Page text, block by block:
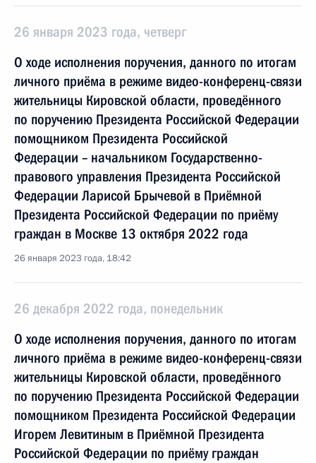
26 января 2023 года, четверг
О ходе исполнения поручения, данного по итогам
личного приёма в режиме видео-конференц-связи
жительницы Кировской области, проведённого
по поручению Президента Российской Федерации
помощником Президента Российской
Федерации – начальником Государственно-
правового управления Президента Российской
Федерации Ларисой Брычевой в Приёмной
Президента Российской Федерации по приёму
граждан в Москве 13 октября 2022 года
26 января 2023 года, 18:42
26 декабря 2022 года, понедельник
О ходе исполнения поручения, данного по итогам
личного приёма в режиме видео-конференц-связи
жительницы Кировской области, проведённого
по поручению Президента Российской Федерации
помощником Президента Российской Федерации
Игорем Левитиным в Приёмной Президента
Российской Федерации по приёму граждан